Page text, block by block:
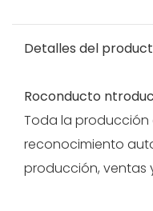
Detalles del
Roconducto
Toda la producción
reconocimiento
producción, ventas